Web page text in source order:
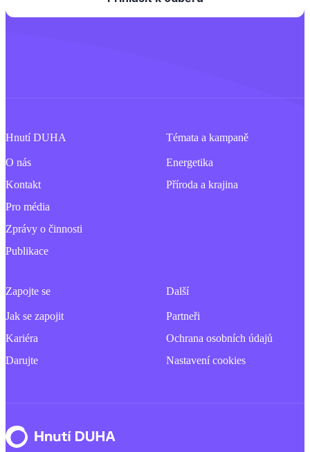
Hnutí DUHA
O nás
Kontakt
Pro média
Zprávy o činnosti
Publikace
Témata a kampaně
Energetika
Příroda a krajina
Zapojte se
Jak se zapojit
Kariéra
Darujte
Další
Partneři
Ochrana osobních údajů
Nastavení cookies